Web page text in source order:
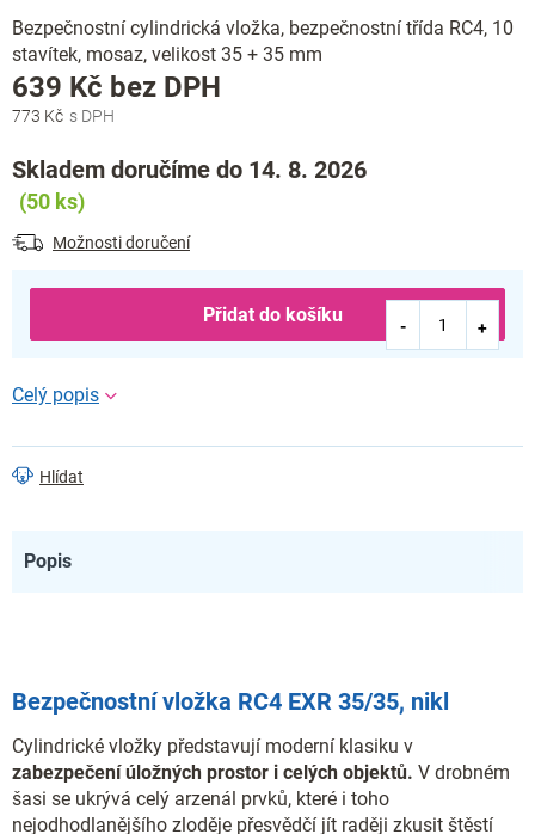
Bezpečnostní cylindrická vložka, bezpečnostní třída RC4, 10
stavítek, mosaz, velikost 35 + 35 mm
773 Kč
639 Kč bez DPH
Skladem doručíme do 14. 8. 2026
(50 ks)
Možnosti doručení
Přidat do košíku
Hlídat
Popis
Bezpečnostní vložka RC4 EXR 35/35, nikl
Cylindrické vložky představují moderní klasiku v
zabezpečení úložných prostor i celých objektů. V drobném
šasi se ukrývá celý arzenál prvků, které i toho
nejodhodlanějšího zloděje přesvědčí jít raději zkusit štěstí